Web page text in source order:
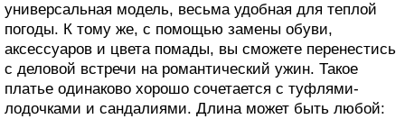
универсальная модель, весьма удобная для теплой
погоды. К тому же, с помощью замены обуви,
аксессуаров и цвета помады, вы сможете перенестись
с деловой встречи на романтический ужин. Такое
платье одинаково хорошо сочетается с туфлями-
лодочками и сандалиями. Длина может быть любой: